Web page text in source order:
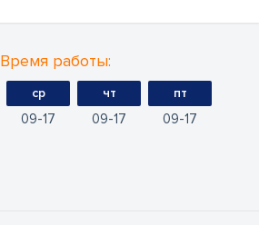
Время работы:
ср
09 17
чт
09 17
пт
09 17